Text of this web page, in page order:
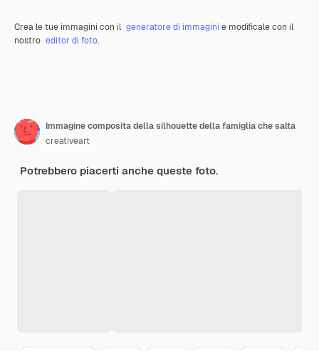
Crea le tue immagini con il generatore di immagini e modificale con il
nostro editor di foto.
Immagine composita della silhouette della famiglia che salta
creativeart
Potrebbero piacerti anche queste foto.